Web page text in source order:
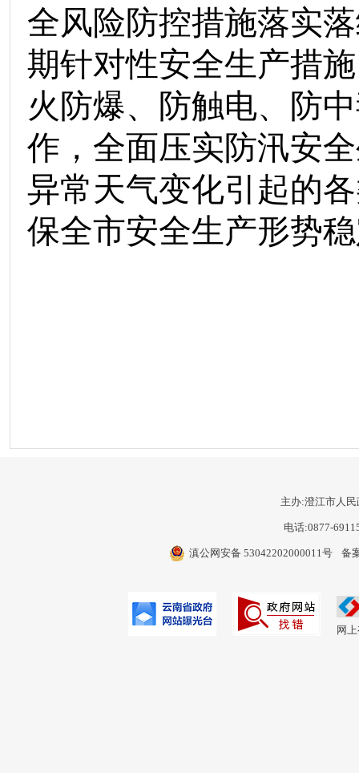
全风险防控措施落实
期针对性安全生产措
火防爆、防触电、防
作，全面压实防汛安
异常天气变化引起的
保全市安全生产形势
主办:澄江市人民
电话:0877-
滇公网安备 53042202000011号 备
网